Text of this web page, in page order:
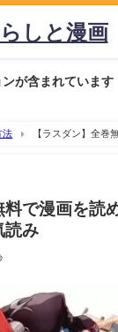
しと漫画
が含まれています
法
【ラスダン】全巻
料で漫画を読
読み